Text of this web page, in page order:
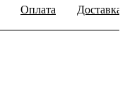
Оплата Доставка